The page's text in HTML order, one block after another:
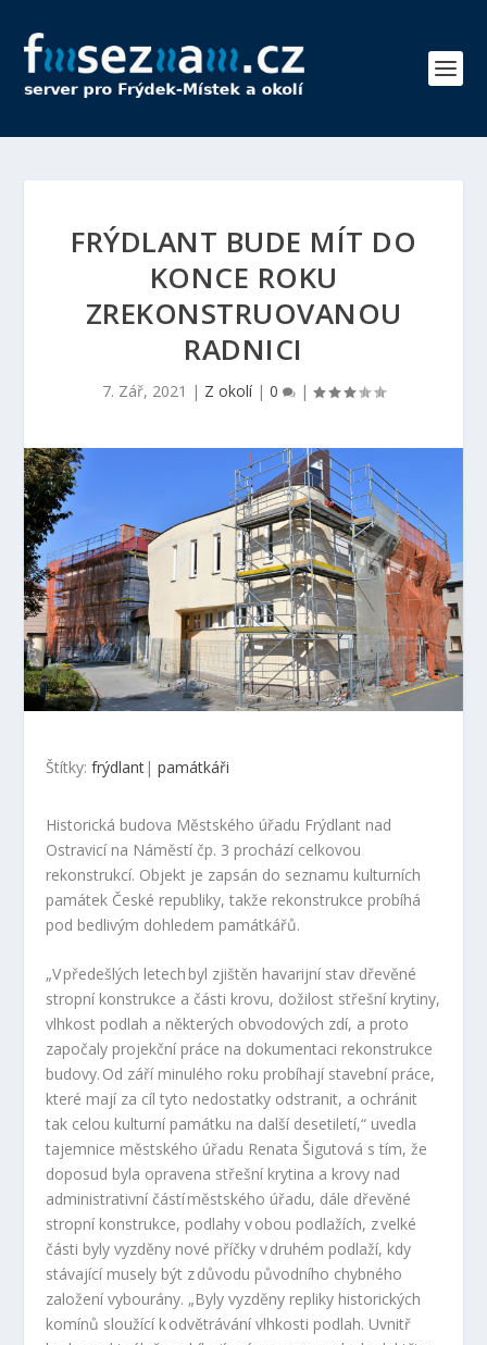
FRÝDLANT BUDE MÍT DO
KONCE ROKU
ZREKONSTRUOVANOU
RADNICI
7. Zář, 2021 | Z okolí| 0 |
Štítky:frýdlant |památkáři
Historická budova Městského úřadu Frýdlant nad
Ostravicí na Náměstí čp. 3 prochází celkovou
rekonstrukcí. Objekt je zapsán do seznamu kulturních
památek České republiky, takže rekonstrukce probíhá
pod bedlivým dohledem památkářů.
„V předešlých letech byl zjištěn havarijní stav dřevěné
stropní konstrukce a části krovu, dožilost střešní krytiny,
vlhkost podlah a některých obvodových zdí, a proto
započaly projekční práce na dokumentaci rekonstrukce
budovy. Od září minulého roku probíhají stavební práce,
které mají za cíl tyto nedostatky odstranit, a ochránit
tak celou kulturní památku na další desetiletí,“ uvedla
tajemnice městského úřadu Renata Šigutová s tím, že
doposud byla opravena střešní krytina a krovy nad
administrativní částí městského úřadu, dále dřevěné
stropní konstrukce, podlahy v obou podlažích, z velké
části byly vyzděny nové příčky v druhém podlaží, kdy
stávající musely být z důvodu původního chybného
založení vybourány. „Byly vyzděny repliky historických
komínů sloužící k odvětrávání vlhkosti podlah. Uvnitř